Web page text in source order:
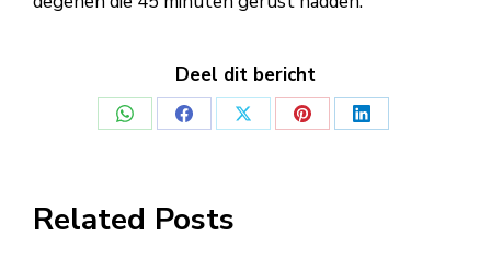
Deel dit bericht
Deel
Deel
Deel
Deel
Deel
Related Posts